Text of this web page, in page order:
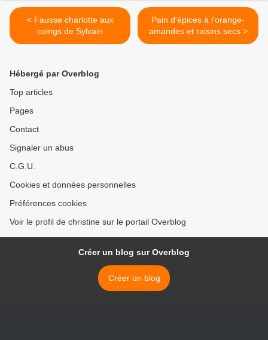
< Fausse charlotte aux
coings de Sylvain
Pain d'épices à l'orange-
amandes et raisins secs >
Hébergé par Overblog
Top articles
Pages
Contact
Signaler un abus
C.G.U.
Cookies et données personnelles
Préférences cookies
Voir le profil de christine sur le portail Overblog
Créer un blog sur Overblog
Créer un blog